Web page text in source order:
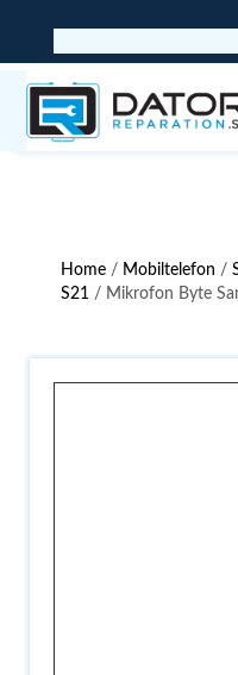
Home / Mobiltelefon /
S21 / Mikrofon Byte